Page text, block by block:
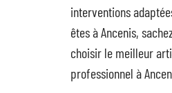
interventions
êtes à Ancenis,
choisir le meilleur
professionnel à